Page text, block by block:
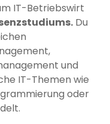
IT-Betriebswirt
Du
und
IT-Themen wie
oder